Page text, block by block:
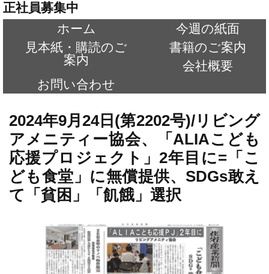
正社員募集中
ホーム
今週の紙面
見本紙・購読のご
案内
書籍のご案内
会社概要
お問い合わせ
2024年9月24日(第2202号)/リビング
アメニティー協会、「ALIAこども
応援プロジェクト」2年目に=「こ
ども食堂」に無償提供、SDGs敢え
て「貧困」「飢餓」選択